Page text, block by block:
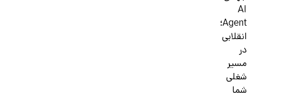
AI
Agent؛
انقلابی
در
مسیر
شغلی